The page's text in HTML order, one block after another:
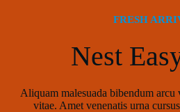
FRESH
Nest
Aliquam malesuada bibendum arcu
vitae. Amet venenatis urna